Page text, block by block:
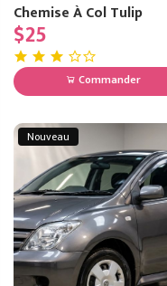
Chemise À Col Tulip
$25
Commander
Nouveau